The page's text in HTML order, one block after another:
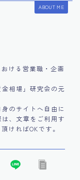
ABOUT ME
ける営業職・企画
相場」研究会の元
のサイトへ自由に
、文章をご利用す
ければOKです。